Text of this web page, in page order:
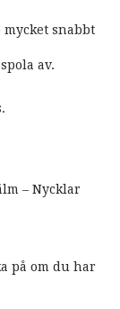
snabbt
av.
– Nycklar
på om du har